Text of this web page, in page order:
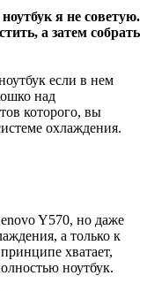
я не советую.
а затем собрать
если в нем
над
которого, вы
охлаждения.
Y570, но даже
а только к
хватает,
ноутбук.